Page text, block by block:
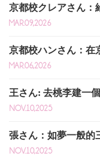
京都校クレアさん：
MAR.09,2026
京都校ハンさん：在
MAR.06,2026
王さん: 去桃李建一
NOV.10,2025
張さん：如夢一般的
NOV.10,2025